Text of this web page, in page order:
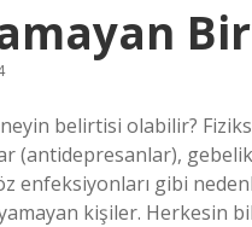
belirtisi olabilir?
(antidepresanlar),
enfeksiyonları gibi
kişiler. Herkesin